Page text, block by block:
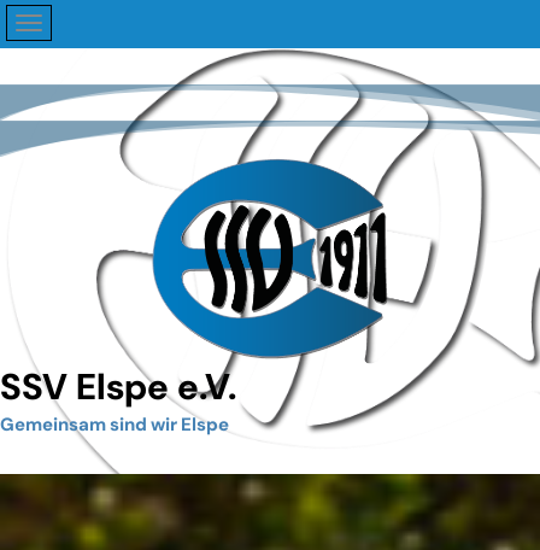
SSV Elspe e.V.
Gemeinsam sind wir Elspe